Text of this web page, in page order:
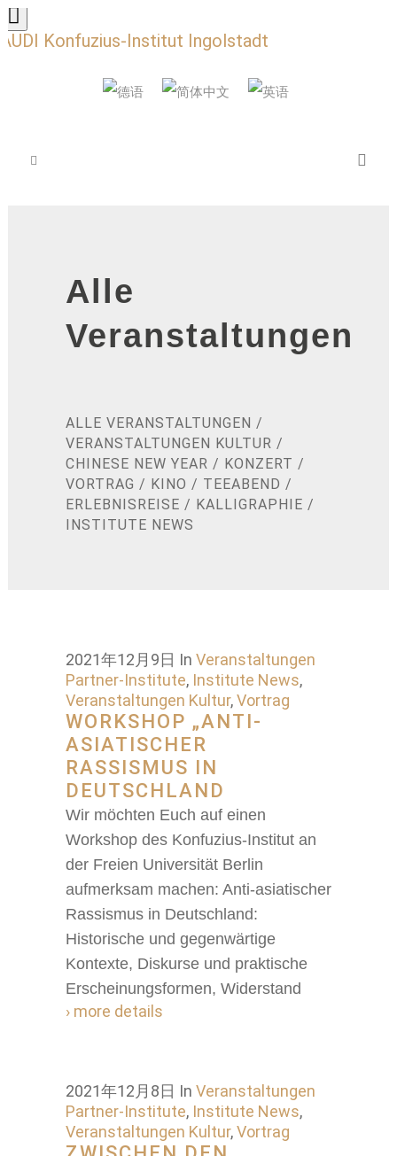
AUDI Konfuzius-Institut Ingolstadt
Alle
Veranstaltungen
ALLE VERANSTALTUNGEN /
VERANSTALTUNGEN KULTUR /
CHINESE NEW YEAR / KONZERT /
VORTRAG / KINO / TEEABEND /
ERLEBNISREISE / KALLIGRAPHIE /
INSTITUTE NEWS
2021年12月9日 In Veranstaltungen
Partner-Institute, Institute News,
Veranstaltungen Kultur,Vortrag
WORKSHOP „ANTI-
ASIATISCHER
RASSISMUS IN
DEUTSCHLAND
Wir möchten Euch auf einen
Workshop des Konfuzius-Institut an
der Freien Universität Berlin
aufmerksam machen: Anti-asiatischer
Rassismus in Deutschland:
Historische und gegenwärtige
Kontexte, Diskurse und praktische
Erscheinungsformen, Widerstand
› more details
2021年12月8日 In Veranstaltungen
Partner-Institute, Institute News,
Veranstaltungen Kultur,Vortrag